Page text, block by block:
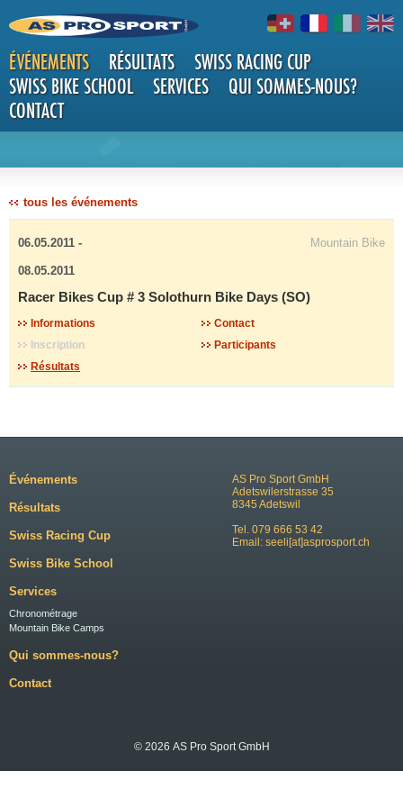
ÉVÉNEMENTS RÉSULTATS
SWISS RACING CUP
SWISS BIKE SCHOOL
SERVICES
QUI SOMMES-NOUS?
CONTACT
DÉTAILS
tous les événements
06.05.2011 -
08.05.2011
Mountain Bike
Racer Bikes Cup # 3 Solothurn Bike Days (SO)
Informations
Contact
Inscription
Participants
Résultats
AS Pro Sport GmbH
Adetswilerstrasse 35
8345 Adetswil
Tel. 079 666 53 42
Email: seeli[at]asprosport.ch
Événements
Résultats
Swiss Racing Cup
Swiss Bike School
Services
Chronométrage
Mountain Bike Camps
Qui sommes-nous?
Contact
© 2026 AS Pro Sport GmbH